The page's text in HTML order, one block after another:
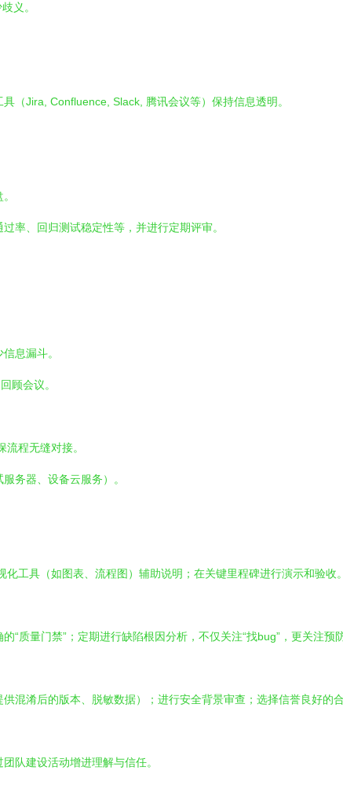
义。
（Jira, Confluence, Slack, 腾讯会议等）保持信息透明。
率、回归测试稳定性等，并进行定期评审。
息漏斗。
顾会议。
程无缝对接。
务器、设备云服务）。
化工具（如图表、流程图）辅助说明；在关键里程碑进行演示和验收
“质量门禁”；定期进行缺陷根因分析，不仅关注“找bug”，更关注预
混淆后的版本、脱敏数据）；进行安全背景审查；选择信誉良好的
队建设活动增进理解与信任。